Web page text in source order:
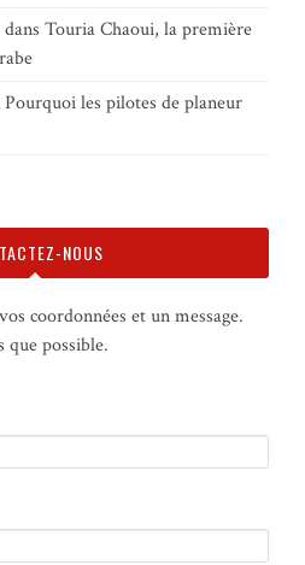
dans Touria Chaoui, la première
Pourquoi les pilotes de planeur
NOUS
coordonnées et un message.
que possible.